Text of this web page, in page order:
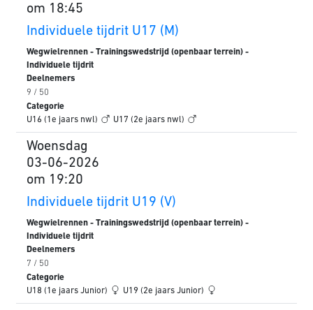
om 18:45
Individuele tijdrit U17 (M)
Wegwielrennen - Trainingswedstrijd (openbaar terrein) -
Individuele tijdrit
Deelnemers
9 / 50
Categorie
U16 (1e jaars nwl)
U17 (2e jaars nwl)
Woensdag
03-06-2026
om 19:20
Individuele tijdrit U19 (V)
Wegwielrennen - Trainingswedstrijd (openbaar terrein) -
Individuele tijdrit
Deelnemers
7 / 50
Categorie
U18 (1e jaars Junior)
U19 (2e jaars Junior)